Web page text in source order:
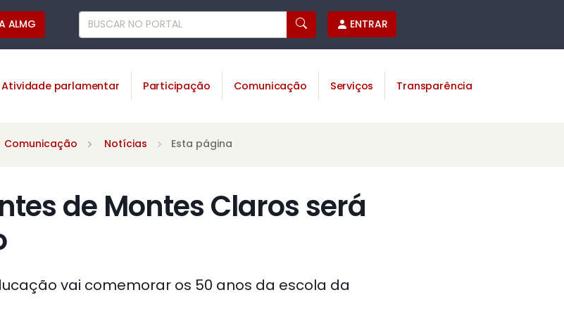
ALMG ENTRAR
Atividade parlamentar Participação Comunicação Serviços Transparência
Comunicação Notícias Esta página
de Montes Claros será
vai comemorar os 50 anos da escola da